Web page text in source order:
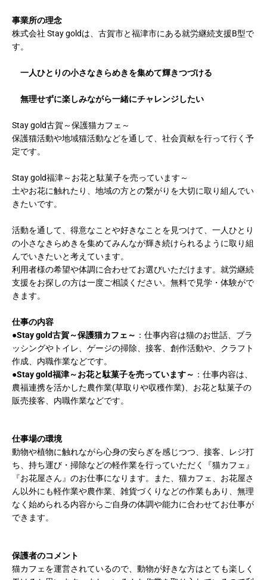
事業所の理念
株式会社 Stay goldは、古賀市と福津市にある就労継続支援B型で
す。
一人ひとりの小さなきらめきを集めて輝きつづける
無理せずに楽しみながら一緒にチャレンジしたい
Stay gold古賀～保護猫カフェ～
保護猫活動や地域猫活動などを通して、社会貢献を行って行く予
定です。
Stay gold福津～お花と駄菓子を売っています～
土やお花に触れたり、地域の方との繋がりを大切に取り組んでい
きたいです。
活動を通して、得意なことや好きなことを見つけて、一人ひとり
の小さなきらめきを集めてみんなが輝き続けられるように取り組
んでいきたいと考えています。
利用者様の希望や体調に合わせてお選びいただけます。就労継続
支援をお探しの方は一度ご相談ください。無料で見学・体験がで
きます。
仕事の内容
●Stay gold古賀～保護猫カフェ～ ： 仕事内容は猫のお世話、ブラ
ッシングやトイレ、ゲージの掃除、接客、 創作活動や、クラフト
作成、内職作業などです。
●Stay gold福津～お花と駄菓子を売っています～ ： 仕事内容は、
農福連携を活かした農作業(草取りや収穫作業)、お花と駄菓子の
販売接客、内職作業などです。
仕事場の環境
動物や植物に触れながら心身の安らぎを感じつつ、接客、レジ打
ち、持ち運び・掃除などの軽作業を行っていただく『猫カフェ』
『お花屋さん』のお仕事になります。また、 猫カフェ、お花屋さ
ん以外にも軽作業や農作業、雑貨づくりなどの作業もあり、 無理
なく始められる内容からご自身の体調や能力に合わせてお仕事が
できます。
保護者のコメント
猫カフェを運営されているので、動物が好きな方はとても楽しく